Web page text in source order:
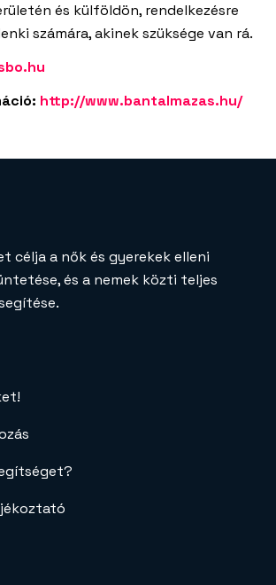
és külföldön, rendelkezésre
számára, akinek szüksége van rá.
http://www.bantalmazas.hu/
célja a nők és gyerekek elleni
és a nemek közti teljes